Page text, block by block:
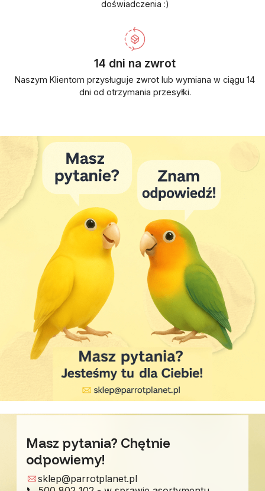
doświadczenia :)
14 dni na zwrot
Naszym Klientom przysługuje zwrot lub wymiana w ciągu 14
dni od otrzymania przesyłki.
Masz pytania? Chętnie
odpowiemy!
sklep@parrotplanet.pl